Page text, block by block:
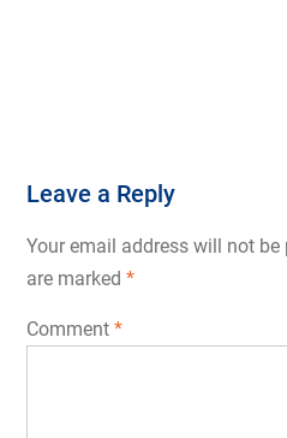
Leave a Reply
Your email address will not be
are marked *
Comment *